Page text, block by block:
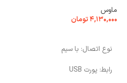
ماوس
۴,۱۳۰,۰۰۰تومان
نوع اتصال: با سیم
رابط: پورت USB